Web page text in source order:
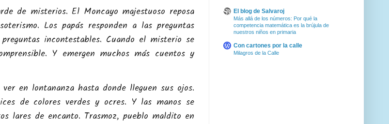
de misterios. El Moncayo majestuoso reposa
Los papás responden a las preguntas
incontestables. Cuando el misterio se
Y emergen muchos más cuentos y
en lontananza hasta donde lleguen sus ojos.
de colores verdes y ocres. Y las manos se
lares de encanto. Trasmoz, pueblo maldito en
El blog de Salvaroj
Más allá de los números: Por qué la
competencia matemática es la brújula de
nuestros niños en primaria
Con cartones por la calle
Milagros de la Calle